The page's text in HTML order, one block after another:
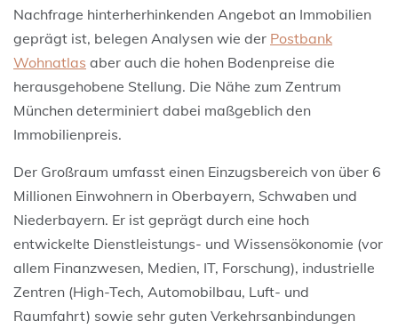
Nachfrage hinterherhinkenden Angebot an Immobilien
geprägt ist, belegen Analysen wie der Postbank
Wohnatlas aber auch die hohen Bodenpreise die
herausgehobene Stellung. Die Nähe zum Zentrum
München determiniert dabei maßgeblich den
Immobilienpreis.
Der Großraum umfasst einen Einzugsbereich von über 6
Millionen Einwohnern in Oberbayern, Schwaben und
Niederbayern. Er ist geprägt durch eine hoch
entwickelte Dienstleistungs- und Wissensökonomie (vor
allem Finanzwesen, Medien, IT, Forschung), industrielle
Zentren (High-Tech, Automobilbau, Luft- und
Raumfahrt) sowie sehr guten Verkehrsanbindungen